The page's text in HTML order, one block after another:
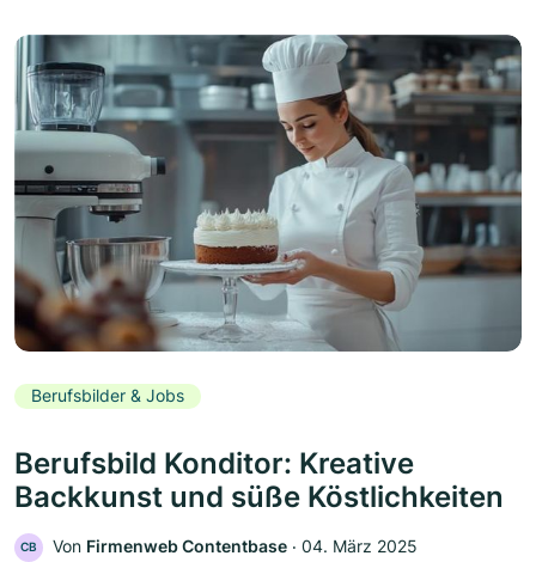
Berufsbilder & Jobs
Berufsbild Konditor: Kreative
Backkunst und süße Köstlichkeiten
CB Von Firmenweb Contentbase ‧ 04. März 2025